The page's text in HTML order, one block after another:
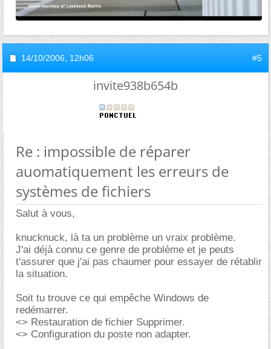
14/10/2006, 12h06 #5
invite938b654b
Re : impossible de réparer
auomatiquement les erreurs de
systèmes de fichiers
Salut à vous,
knucknuck, là ta un problème un vraix problème.
J'ai déjà connu ce genre de problème et je peuts
t'assurer que j'ai pas chaumer pour essayer de rétablir
la situation.
Soit tu trouve ce qui empêche Windows de
redémarrer.
<> Restauration de fichier Supprimer.
<> Configuration du poste non adapter.